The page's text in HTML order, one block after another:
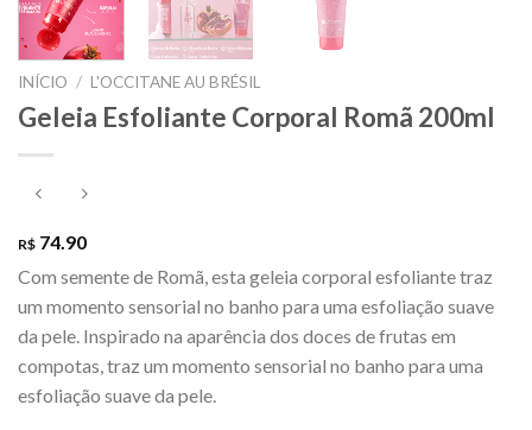
INÍCIO / L'OCCITANE AU BRÉSIL
Geleia Esfoliante Corporal Romã 200ml
R$ 74.90
Com semente de Romã, esta geleia corporal esfoliante traz
um momento sensorial no banho para uma esfoliação suave
da pele. Inspirado na aparência dos doces de frutas em
compotas, traz um momento sensorial no banho para uma
esfoliação suave da pele.